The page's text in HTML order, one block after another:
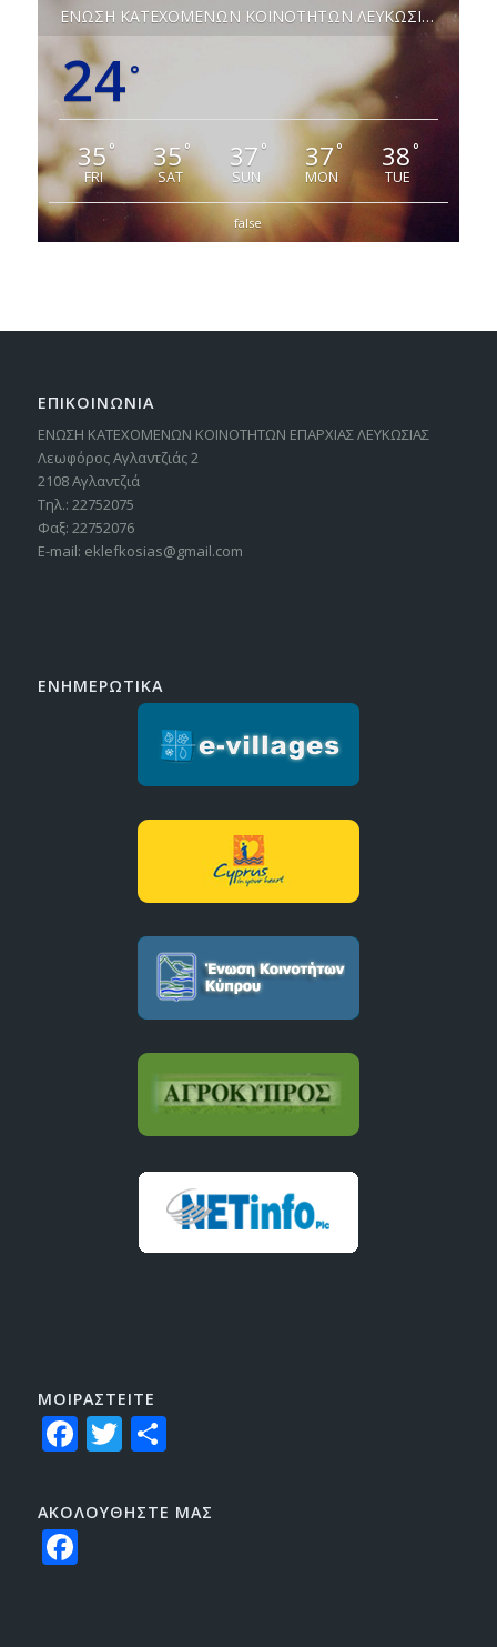
ΕΝΩΣΗ ΚΑΤΕΧΟΜΕΝΩΝ ΚΟΙΝΟΤΗΤΩΝ ΛΕΥΚΩΣΙΑΣ
24°
35°
FRI
35°
SAT
37 °
SUN
37°
MON
38°
TUE
false
ΕΠΙΚΟΙΝΩΝΙΑ
ΕΝΩΣΗ ΚΑΤΕΧΟΜΕΝΩΝ ΚΟΙΝΟΤΗΤΩΝ ΕΠΑΡΧΙΑΣ ΛΕΥΚΩΣΙΑΣ
Λεωφόρος Αγλαντζιάς 2
2108 Αγλαντζιά
Τηλ.: 22752075
Φαξ: 22752076
E-mail: eklefkosias@gmail.com
ΕΝΗΜΕΡΩΤΙΚΑ
ΜΟΙΡΑΣTEITE
Facebook
Twitter
Share
ΑΚΟΛΟΥΘΗΣΤΕ ΜΑΣ
Facebook